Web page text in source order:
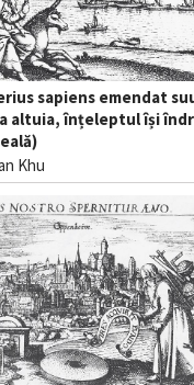
sapiens emendat
altuia, înțeleptul își
Khu